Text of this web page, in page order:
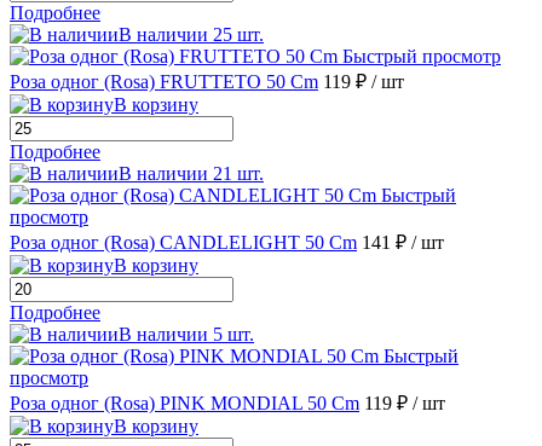
Подробнее
В наличии 25 шт.
Быстрый просмотр
Роза одног (Rosa) FRUTTETO 50 Cm 119 ₽ / шт
В корзину
Подробнее
В наличии 21 шт.
Быстрый
просмотр
Роза одног (Rosa) CANDLELIGHT 50 Cm 141 ₽ / шт
В корзину
Подробнее
В наличии 5 шт.
Быстрый
просмотр
Роза одног (Rosa) PINK MONDIAL 50 Cm 119 ₽ / шт
В корзину